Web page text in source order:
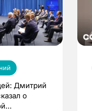
Дмитрий
о